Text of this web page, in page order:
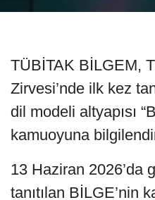
TÜBİTAK BİLGEM,
Zirvesi’nde ilk kez
dil modeli altyapısı
kamuoyuna
13 Haziran 2026’da
tanıtılan BİLGE’nin